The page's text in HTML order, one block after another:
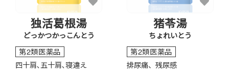
独活葛根湯
どっかつかっこんとう
第2類医薬品
四十肩､五十肩､寝違え
猪苓湯
ちょれいとう
第2類医薬品
排尿痛、残尿感